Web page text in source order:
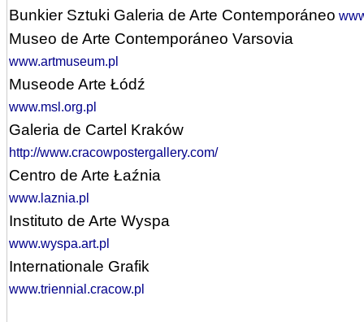
Bunkier Sztuki Galeria de Arte Contemporáneo
Museo de Arte Contemporáneo Varsovia
www.artmuseum.pl
Museode Arte Łódź
www.msl.org.pl
Galeria de Cartel Kraków
http://www.cracowpostergallery.com/
Centro de Arte Łaźnia
www.laznia.pl
Instituto de Arte Wyspa
www.wyspa.art.pl
Internationale Grafik
www.triennial.cracow.pl